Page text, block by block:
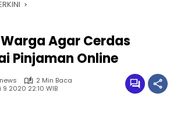
Agar Cerdas
Pinjaman Online
2 Min Baca
2020 22:10 WIB